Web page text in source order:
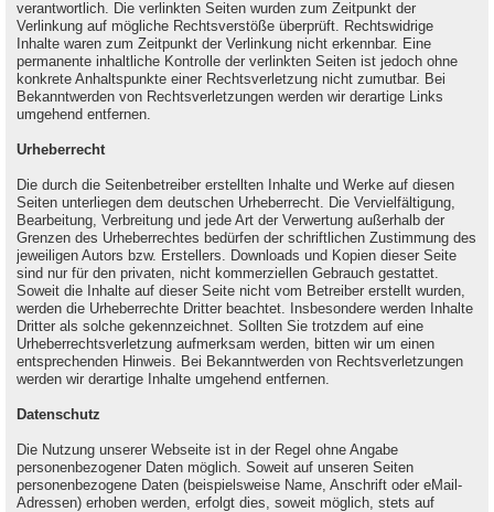
verantwortlich. Die verlinkten Seiten wurden zum Zeitpunkt der
Verlinkung auf mögliche Rechtsverstöße überprüft. Rechtswidrige
Inhalte waren zum Zeitpunkt der Verlinkung nicht erkennbar. Eine
permanente inhaltliche Kontrolle der verlinkten Seiten ist jedoch ohne
konkrete Anhaltspunkte einer Rechtsverletzung nicht zumutbar. Bei
Bekanntwerden von Rechtsverletzungen werden wir derartige Links
umgehend entfernen.
Urheberrecht
Die durch die Seitenbetreiber erstellten Inhalte und Werke auf diesen
Seiten unterliegen dem deutschen Urheberrecht. Die Vervielfältigung,
Bearbeitung, Verbreitung und jede Art der Verwertung außerhalb der
Grenzen des Urheberrechtes bedürfen der schriftlichen Zustimmung des
jeweiligen Autors bzw. Erstellers. Downloads und Kopien dieser Seite
sind nur für den privaten, nicht kommerziellen Gebrauch gestattet.
Soweit die Inhalte auf dieser Seite nicht vom Betreiber erstellt wurden,
werden die Urheberrechte Dritter beachtet. Insbesondere werden Inhalte
Dritter als solche gekennzeichnet. Sollten Sie trotzdem auf eine
Urheberrechtsverletzung aufmerksam werden, bitten wir um einen
entsprechenden Hinweis. Bei Bekanntwerden von Rechtsverletzungen
werden wir derartige Inhalte umgehend entfernen.
Datenschutz
Die Nutzung unserer Webseite ist in der Regel ohne Angabe
personenbezogener Daten möglich. Soweit auf unseren Seiten
personenbezogene Daten (beispielsweise Name, Anschrift oder eMail-
Adressen) erhoben werden, erfolgt dies, soweit möglich, stets auf